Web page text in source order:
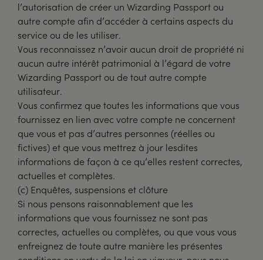
l’autorisation de créer un Wizarding Passport ou
autre compte afin d’accéder à certains aspects du
service ou de les utiliser.
Vous reconnaissez n’avoir aucun droit de propriété ni
aucun autre intérêt patrimonial à l’égard de votre
Wizarding Passport ou de tout autre compte
utilisateur.
Vous confirmez que toutes les informations que vous
fournissez en lien avec votre compte ne concernent
que vous et pas d’autres personnes (réelles ou
fictives) et que vous mettrez à jour lesdites
informations de façon à ce qu’elles restent correctes,
actuelles et complètes.
(c) Enquêtes, suspensions et clôture
Si nous pensons raisonnablement que les
informations que vous fournissez ne sont pas
correctes, actuelles ou complètes, ou que vous vous
enfreignez de toute autre manière les présentes